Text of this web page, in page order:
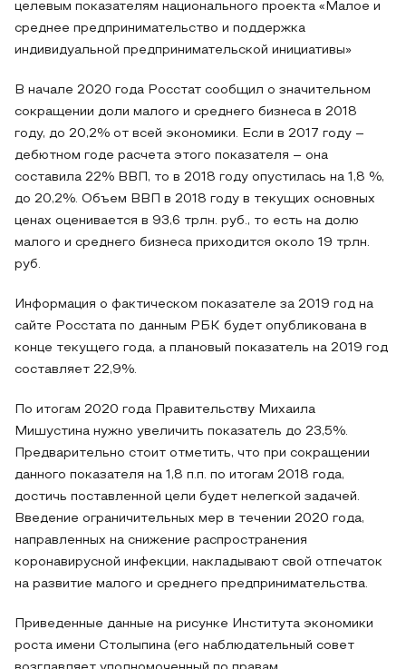
целевым показателям национального проекта «Малое и
среднее предпринимательство и поддержка
индивидуальной предпринимательской инициативы»
В начале 2020 года Росстат сообщил о значительном
сокращении доли малого и среднего бизнеса в 2018
году, до 20,2% от всей экономики. Если в 2017 году –
дебютном годе расчета этого показателя – она
составила 22% ВВП, то в 2018 году опустилась на 1,8 %,
до 20,2%. Объем ВВП в 2018 году в текущих основных
ценах оценивается в 93,6 трлн. руб., то есть на долю
малого и среднего бизнеса приходится около 19 трлн.
руб.
Информация о фактическом показателе за 2019 год на
сайте Росстата по данным РБК будет опубликована в
конце текущего года, а плановый показатель на 2019 год
составляет 22,9%.
По итогам 2020 года Правительству Михаила
Мишустина нужно увеличить показатель до 23,5%.
Предварительно стоит отметить, что при сокращении
данного показателя на 1,8 п.п. по итогам 2018 года,
достичь поставленной цели будет нелегкой задачей.
Введение ограничительных мер в течении 2020 года,
направленных на снижение распространения
коронавирусной инфекции, накладывают свой отпечаток
на развитие малого и среднего предпринимательства.
Приведенные данные на рисунке Института экономики
роста имени Столыпина (его наблюдательный совет